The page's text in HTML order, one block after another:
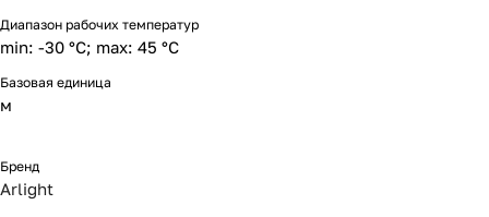
Диапазон рабочих температур
min: -30 °C; max: 45 °C
Базовая единица
м
Бренд
Arlight